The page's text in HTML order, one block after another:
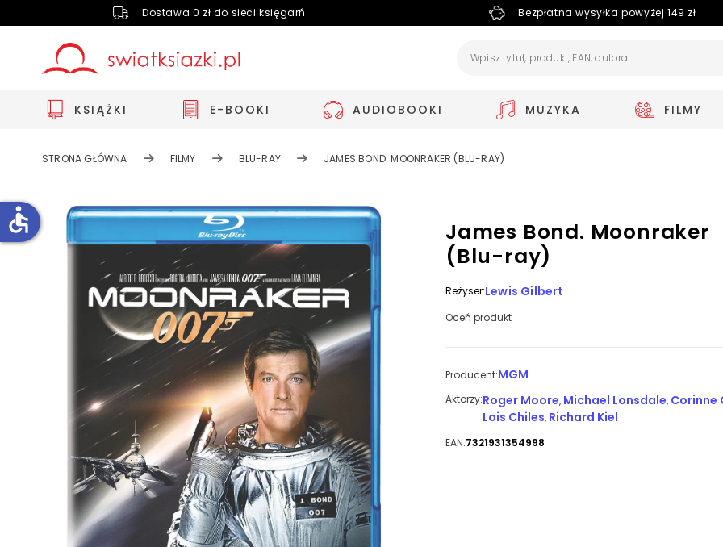
Dostawa 0 zł do sieci księgarń Bezpłatna wysyłka powyżej 149 zł
KSIĄŻKI E-BOOKI AUDIOBOOKI MUZYKA FILMY
STRONA GŁÓWNA FILMY BLU-RAY JAMES BOND. MOONRAKER (BLU-RAY)
James Bond. Moonraker
(Blu-ray)
Reżyser:Lewis Gilbert
Oceń produkt
Producent:MGM
Aktorzy:Roger Moore, Michael Lonsdale, Corinne
Lois Chiles, Richard Kiel
EAN:7321931354998
accessible
Zwiększ rozmiar czcionki
Zmniejsz rozmiar czcionki
Odwróć kolory
Pomoc w czytaniu
Podkreślenie linków